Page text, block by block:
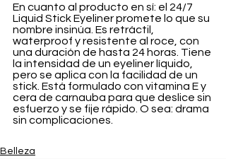
En cuanto al producto en sí: el 24/7
Liquid Stick Eyeliner promete lo que su
nombre insinúa. Es retráctil,
waterproof y resistente al roce, con
una duración de hasta 24 horas. Tiene
la intensidad de un eyeliner líquido,
pero se aplica con la facilidad de un
stick. Está formulado con vitamina E y
cera de carnauba para que deslice sin
esfuerzo y se fije rápido. O sea: drama
sin complicaciones.
Belleza